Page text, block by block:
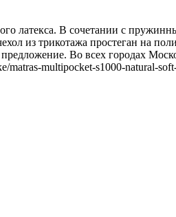
латекса. В сочетании с
из трикотажа простеган на
Во всех городах
matras-multipocket-s1000-natural-